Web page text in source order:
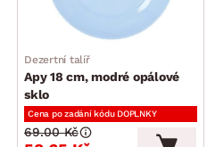
Dezertní talíř
Apy 18 cm, modré opálové
sklo
Cena po zadání kódu DOPLNKY
69.00 Kč